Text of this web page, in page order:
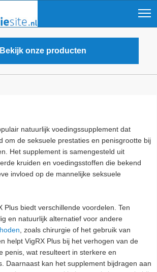
Bekijk onze producten
natuurlijk voedingssupplement dat
om de seksuele prestaties en penisgrootte bij
Het supplement is samengesteld uit
kruiden en voedingsstoffen die bekend
invloed op de mannelijke seksuele
Plus biedt verschillende voordelen. Ten
en natuurlijk alternatief voor andere
, zoals chirurgie of het gebruik van
helpt VigRX Plus bij het verhogen van de
penis, wat resulteert in sterkere en
Daarnaast kan het supplement bijdragen aan